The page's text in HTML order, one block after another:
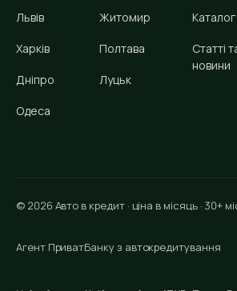
Львів
Харків
Дніпро
Одеса
Житомир
Полтава
Луцьк
Каталог
Статті
новини
© 2026 Авто в кредит · ціна в місяць · 30+
Агент ПриватБанку з автокредитування